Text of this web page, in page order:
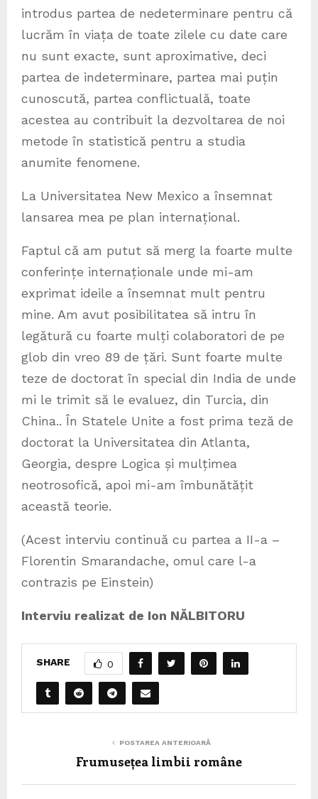
introdus partea de nedeterminare pentru că
lucrăm în viața de toate zilele cu date care
nu sunt exacte, sunt aproximative, deci
partea de indeterminare, partea mai puțin
cunoscută, partea conflictuală, toate
acestea au contribuit la dezvoltarea de noi
metode în statistică pentru a studia
anumite fenomene.
La Universitatea New Mexico a însemnat
lansarea mea pe plan internațional.
Faptul că am putut să merg la foarte multe
conferințe internaționale unde mi-am
exprimat ideile a însemnat mult pentru
mine. Am avut posibilitatea să intru în
legătură cu foarte mulți colaboratori de pe
glob din vreo 89 de țări. Sunt foarte multe
teze de doctorat în special din India de unde
mi le trimit să le evaluez, din Turcia, din
China.. În Statele Unite a fost prima teză de
doctorat la Universitatea din Atlanta,
Georgia, despre Logica și mulțimea
neotrosofică, apoi mi-am îmbunătățit
această teorie.
(Acest interviu continuă cu partea a II-a –
Florentin Smarandache, omul care l-a
contrazis pe Einstein)
Interviu realizat de Ion NĂLBITORU
SHARE 0
POSTAREA ANTERIOARĂ
Frumusețea limbii române